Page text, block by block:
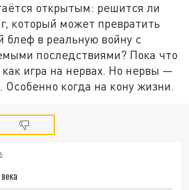
открытым: решится ли
который может превратить
блеф в реальную войну с
последствиями? Пока что
игра на нервах. Но нервы —
Особенно когда на кону жизни.